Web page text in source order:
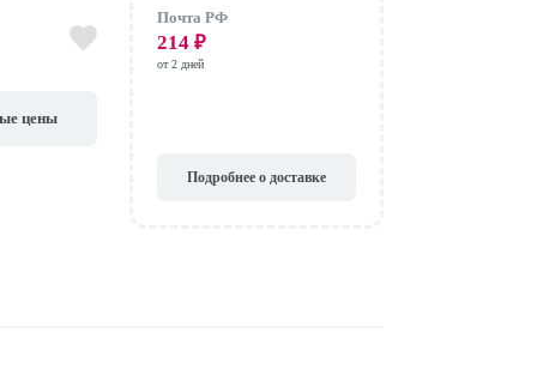
цены
Почта РФ
214 ₽
от 2 дней
Подробнее о доставке